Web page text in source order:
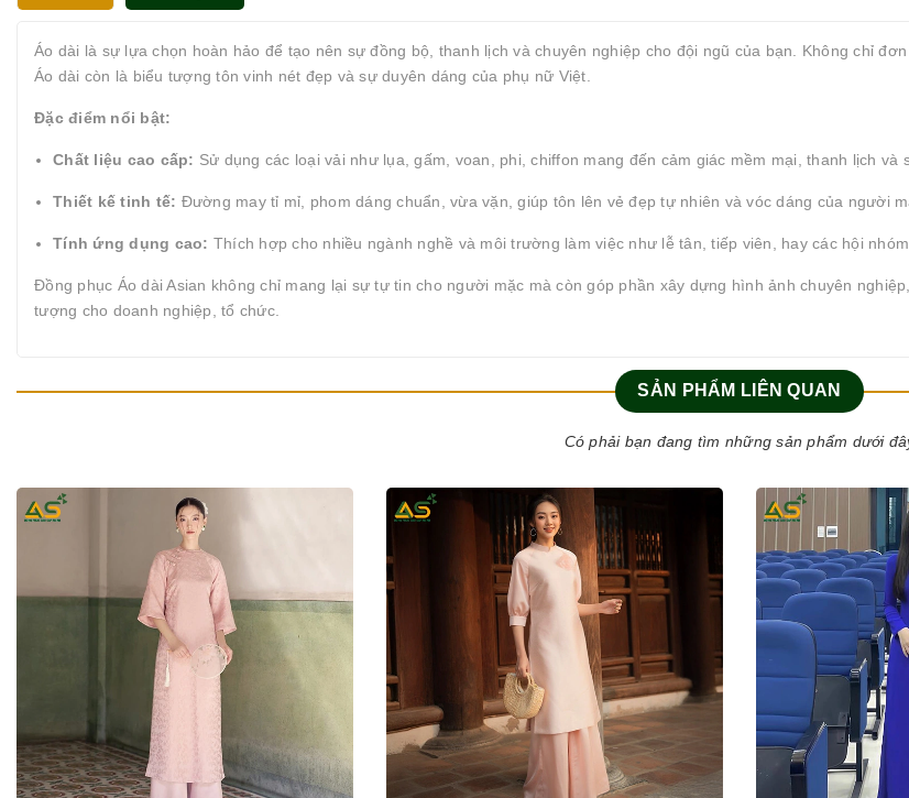
Áo dài là sự lựa chọn hoàn hảo để tạo nên sự đồng bộ, thanh lịch và chuyên nghiệp cho đội ngũ của bạn. Không chỉ đơn
Áo dài còn là biểu tượng tôn vinh nét đẹp và sự duyên dáng của phụ nữ Việt.
Đặc điểm nổi bật:
Chất liệu cao cấp: Sử dụng các loại vải như lụa, gấm, voan, phi, chiffon mang đến cảm giác mềm mại, thanh lịch và
Thiết kế tinh tế: Đường may tỉ mỉ, phom dáng chuẩn, vừa vặn, giúp tôn lên vẻ đẹp tự nhiên và vóc dáng của người
Tính ứng dụng cao: Thích hợp cho nhiều ngành nghề và môi trường làm việc như lễ tân, tiếp viên, hay các hội nhóm.
Đồng phục Áo dài Asian không chỉ mang lại sự tự tin cho người mặc mà còn góp phần xây dựng hình ảnh chuyên
tượng cho doanh nghiệp, tổ chức.
SẢN PHẨM LIÊN QUAN
Có phải bạn đang tìm những sản phẩm dưới